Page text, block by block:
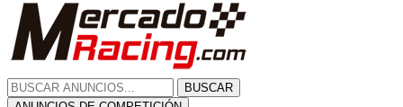
BUSCAR
ANUNCIOS DE COMPETICIÓN